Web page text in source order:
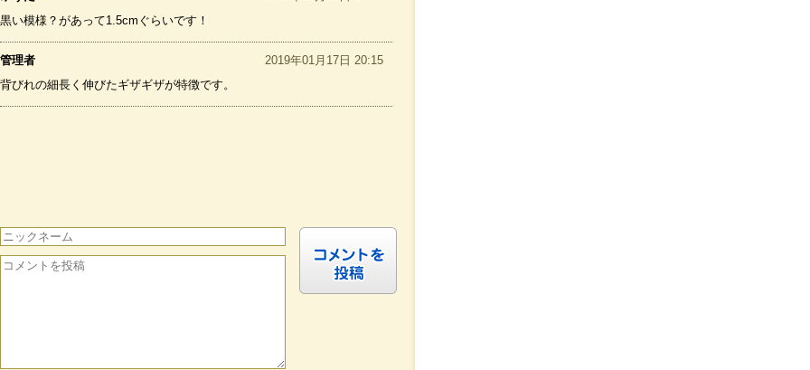
黒い模様？があって1.5cmぐらいです！
管理者
2019年01月17日 20:15
背びれの細長く伸びたギザギザが特徴です。